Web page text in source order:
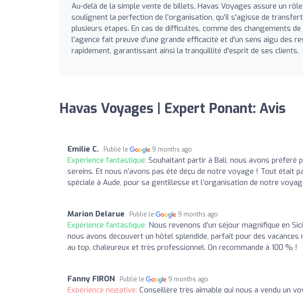
Au-delà de la simple vente de billets, Havas Voyages assure un
soulignent la perfection de l'organisation, qu'il s'agisse de
plusieurs étapes. En cas de difficultés, comme des changements
l'agence fait preuve d'une grande efficacité et d'un sens aigu des
rapidement, garantissant ainsi la tranquillité d'esprit de ses clients.
Havas Voyages | Expert Ponant: Avis
Emilie C. Publié le 9 months ago
Expérience fantastique: Souhaitant partir à Bali, nous avons préféré
sereins. Et nous n’avons pas été déçu de notre voyage ! Tout était
spéciale à Aude, pour sa gentillesse et l’organisation de notre
Marion Delarue Publié le 9 months ago
Expérience fantastique: Nous revenons d’un séjour magnifique en
nous avons découvert un hôtel splendide, parfait pour des
au top, chaleureux et très professionnel. On recommande à 100 % !
Fanny FIRON Publié le 9 months ago
Expérience négative: Conseillère très aimable qui nous a vendu un